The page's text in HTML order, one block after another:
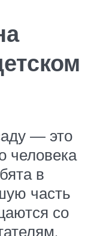
— это
человека
в
часть
со